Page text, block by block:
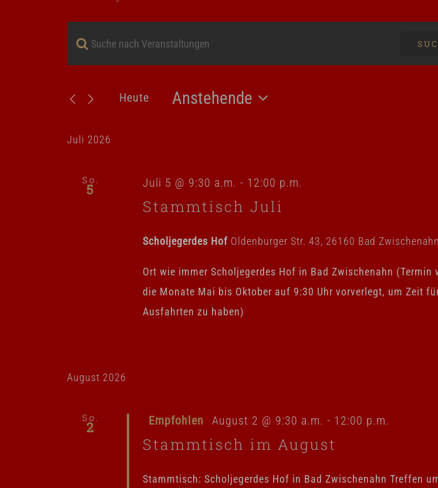
Veranstaltungen
und
Bitte
Suche
Veranstaltungen
Heute
Anstehende
Juli 2026
So.
5 Juli 5 @ 9:30 a.m. - 12:00 p.m.
Stammtisch Juli
Scholjegerdes Hof Oldenburger Str. 43, 26160 Bad Zwischenahn
Ort wie immer Scholjegerdes Hof in Bad Zwischenahn (Termin
die Monate Mai bis Oktober auf 9:30 Uhr vorverlegt, um Zeit
Ausfahrten zu haben)
August 2026
So.
2 Empfohlen August 2 @ 9:30 a.m. - 12:00 p.m.
Stammtisch im August
Stammtisch: Scholjegerdes Hof in Bad Zwischenahn Treffen